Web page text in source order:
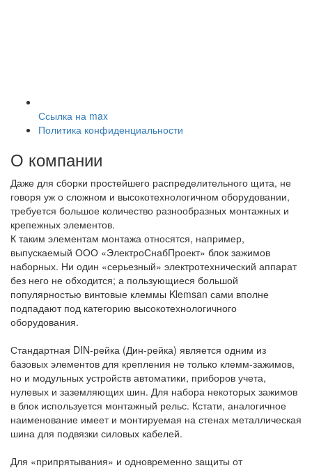
Ссылка на max
Политика конфиденциальности
О компании
Даже для сборки простейшего распределительного щита, не
говоря уж о сложном и высокотехнологичном оборудовании,
требуется большое количество разнообразных монтажных и
крепежных элементов.
К таким элементам монтажа относятся, например,
выпускаемый ООО «ЭлектроСнабПроект» блок зажимов
наборных. Ни один «серьезный» электротехнический аппарат
без него не обходится; а пользующиеся большой
популярностью винтовые клеммы Klemsan сами вполне
подпадают под категорию высокотехнологичного
оборудования.
Стандартная DIN-рейка (Дин-рейка) является одним из
базовых элементов для крепления не только клемм-зажимов,
но и модульных устройств автоматики, приборов учета,
нулевых и заземляющих шин. Для набора некоторых зажимов
в блок используется монтажный рельс. Кстати, аналогичное
наименование имеет и монтируемая на стенах металлическая
шина для подвязки силовых кабелей.
Для «припрятывания» и одновременно защиты от